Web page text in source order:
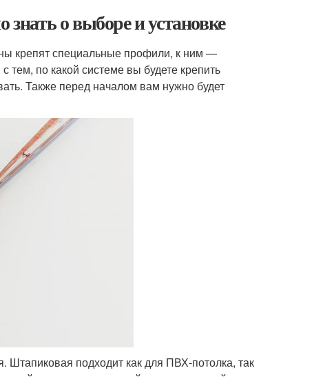
о выборе и установке
крепят специальные профили, к ним —
по какой системе вы будете крепить
Также перед началом вам нужно будет
Штапиковая подходит как для ПВХ-потолка, так